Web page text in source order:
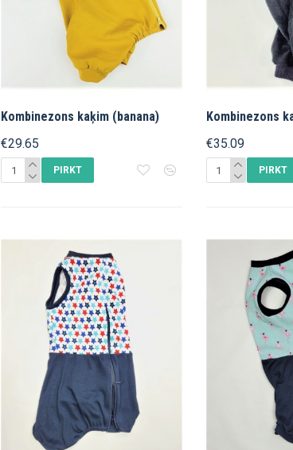
Kombinezons kaķim (banana)
€29.65
PIRKT
Kombinezons
€35.09
PIRKT